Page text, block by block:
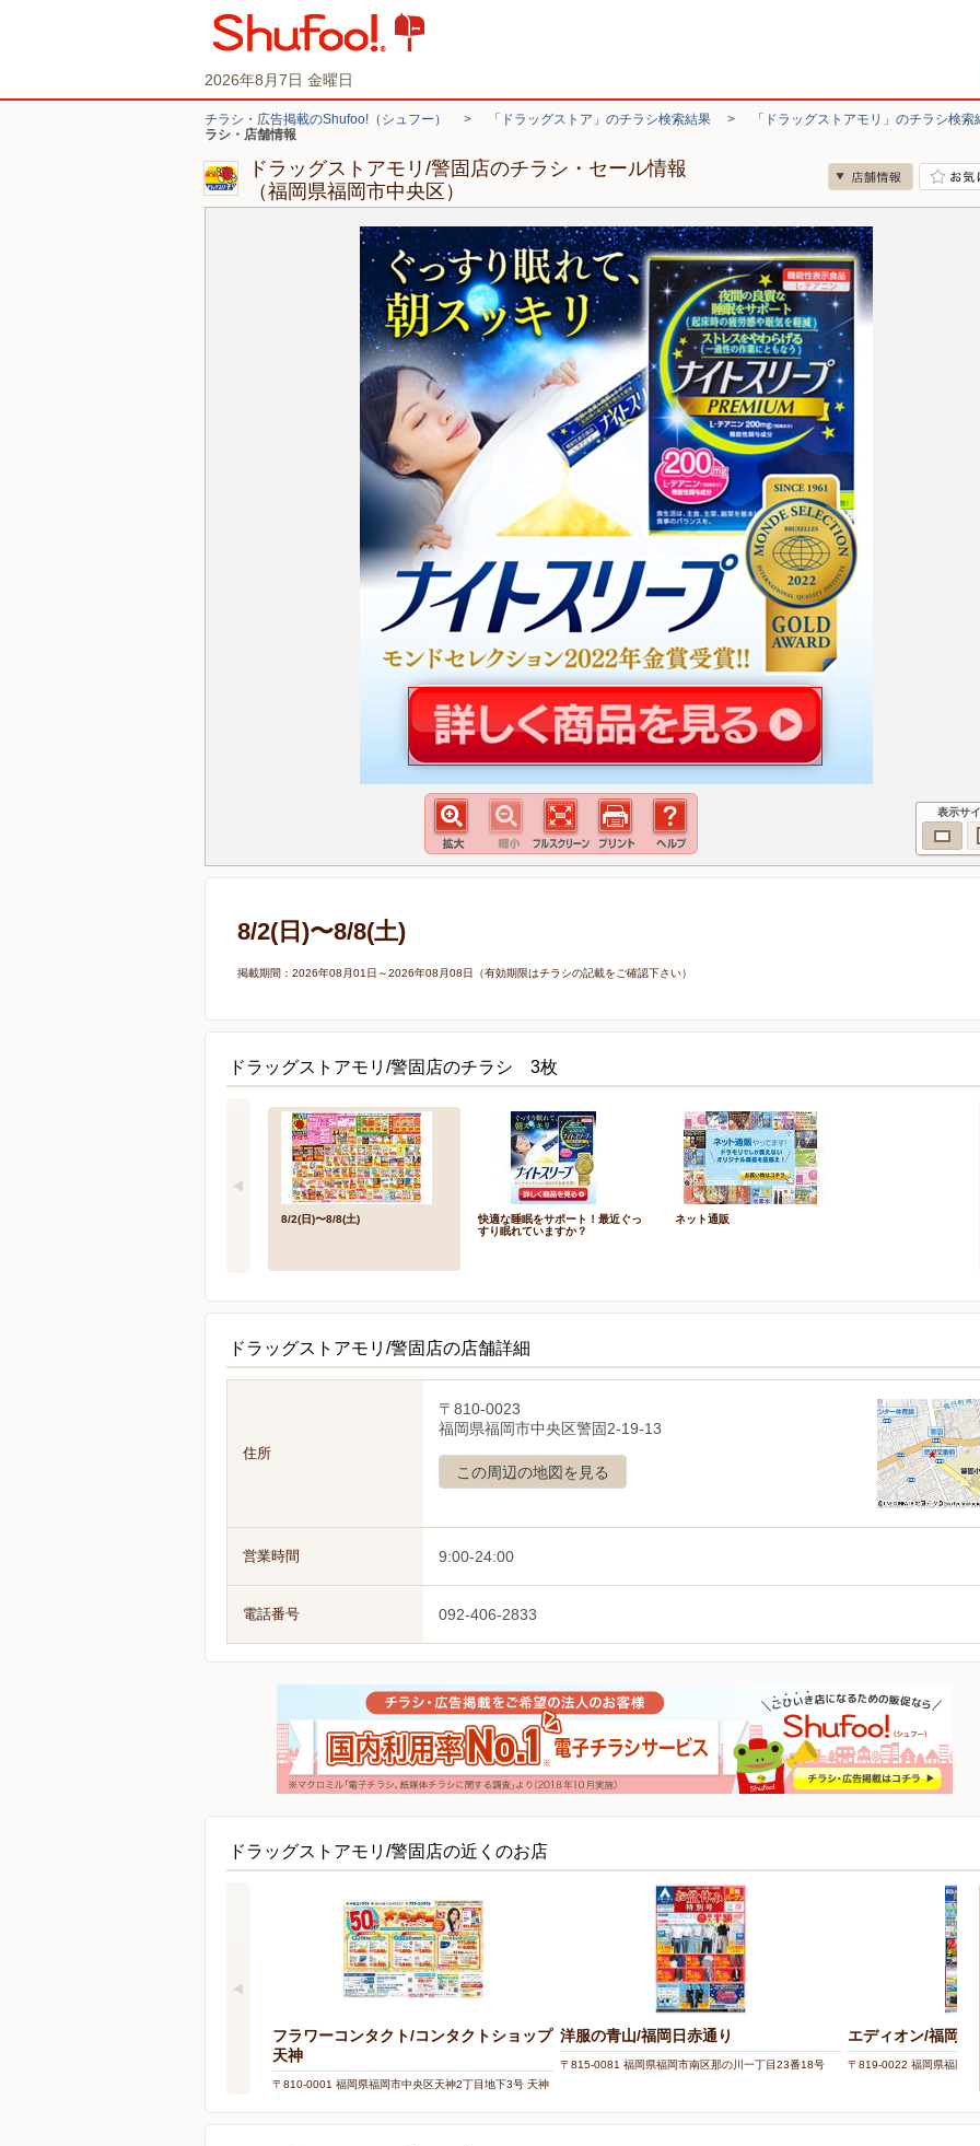
2026年8月7日 金曜日
チラシ・広告掲載のShufoo!（シュフー） > 「ドラッグストア」のチラシ検索結果 > 「ドラッグストアモリ」のチラシ検索
ラシ・店舗情報
ドラッグストアモリ/警固店のチラシ・セール情報
（福岡県福岡市中央区）
表示サ
8/2(日)〜8/8(土)
掲載期間：2026年08月01日～2026年08月08日（有効期限はチラシの記載をご確認下さい）
ドラッグストアモリ/警固店のチラシ 3枚
8/2(日)〜8/8(土)
快適な睡眠をサポート！最近ぐっ
すり眠れていますか？
ネット通販
ドラッグストアモリ/警固店の店舗詳細
住所
〒810-0023
福岡県福岡市中央区警固2-19-13
この周辺の地図を見る
営業時間 9:00-24:00
電話番号 092-406-2833
ドラッグストアモリ/警固店の近くのお店
フラワーコンタクト/コンタクトショップ
天神
〒810-0001 福岡県福岡市中央区天神2丁目地下3号 天神
洋服の青山/福岡日赤通り
〒815-0081 福岡県福岡市南区那の川一丁目23番18号
エディオン/福岡西店
〒819-0022 福岡県福岡市